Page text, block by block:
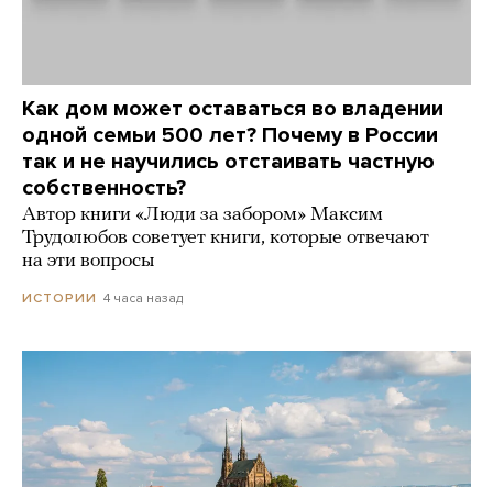
Как дом может оставаться во владении
одной семьи 500 лет? Почему в России
так и не научились отстаивать частную
собственность?
Автор книги «Люди за забором» Максим
Трудолюбов советует книги, которые отвечают
на эти вопросы
ИСТОРИИ 4 часа назад